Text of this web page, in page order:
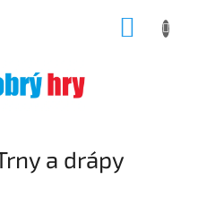
a drápy